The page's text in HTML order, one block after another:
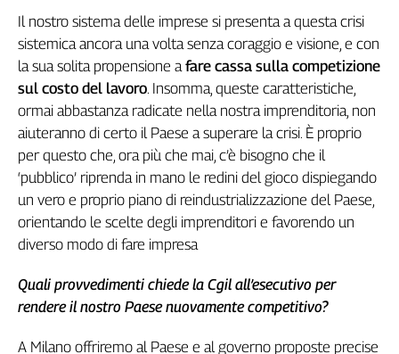
Il nostro sistema delle imprese si presenta a questa crisi
sistemica ancora una volta senza coraggio e visione, e con
la sua solita propensione a fare cassa sulla competizione
sul costo del lavoro. Insomma, queste caratteristiche,
ormai abbastanza radicate nella nostra imprenditoria, non
aiuteranno di certo il Paese a superare la crisi. È proprio
per questo che, ora più che mai, c’è bisogno che il
‘pubblico’ riprenda in mano le redini del gioco dispiegando
un vero e proprio piano di reindustrializzazione del Paese,
orientando le scelte degli imprenditori e favorendo un
diverso modo di fare impresa
Quali provvedimenti chiede la Cgil all’esecutivo per
rendere il nostro Paese nuovamente competitivo?
A Milano offriremo al Paese e al governo proposte precise